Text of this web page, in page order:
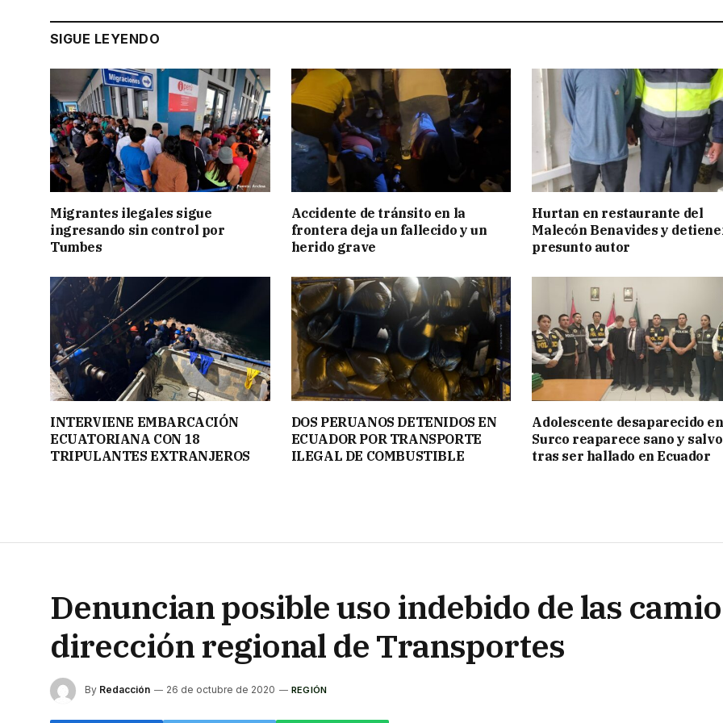
SIGUE LEYENDO
Migrantes ilegales sigue
ingresando sin control por
Tumbes
Accidente de tránsito en la
frontera deja un fallecido y un
herido grave
Hurtan en restaurante del
Malecón Benavides y
presunto autor
INTERVIENE EMBARCACIÓN
ECUATORIANA CON 18
TRIPULANTES EXTRANJEROS
DOS PERUANOS DETENIDOS EN
ECUADOR POR TRANSPORTE
ILEGAL DE COMBUSTIBLE
Adolescente desaparecido en
Surco reaparece sano y salvo
tras ser hallado en Ecuador
Denuncian posible uso indebido de las
dirección regional de Transportes
By Redacción 26 de octubre de 2020 REGIÓN